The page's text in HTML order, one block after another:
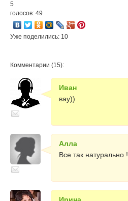
5
голосов: 49
Уже поделились: 10
Комментарии (15):
Иван
вау))
Алла
Все так натурально !